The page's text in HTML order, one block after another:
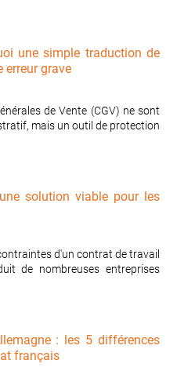
une simple traduction de
erreur grave
de Vente (CGV) ne sont
mais un outil de protection
solution viable pour les
d'un contrat de travail
de nombreuses entreprises
: les 5 différences
français